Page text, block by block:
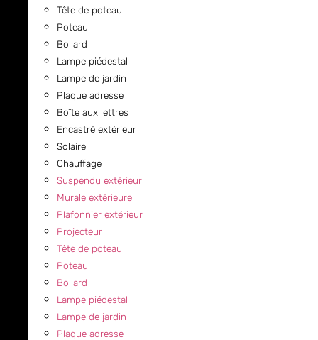
Tête de poteau
Poteau
Bollard
Lampe piédestal
Lampe de jardin
Plaque adresse
Boîte aux lettres
Encastré extérieur
Solaire
Chauffage
Suspendu extérieur
Murale extérieure
Plafonnier extérieur
Projecteur
Tête de poteau
Poteau
Bollard
Lampe piédestal
Lampe de jardin
Plaque adresse